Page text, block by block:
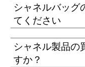
シャネルバッグ
てください
シャネル製品の
すか？